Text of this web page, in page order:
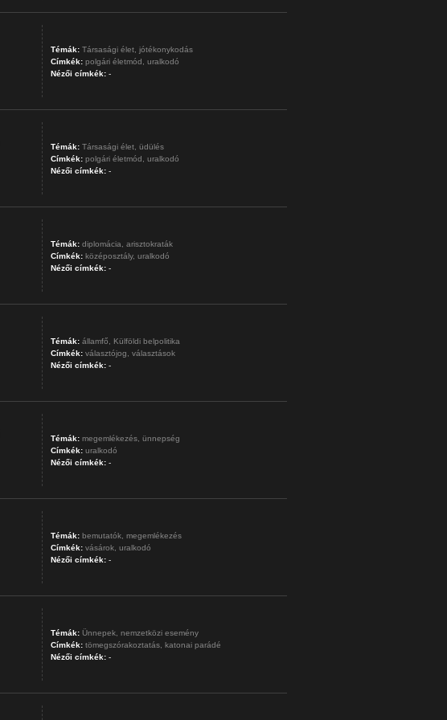
Témák: Társasági élet, jótékonykodás
Címkék: polgári életmód,
uralkodó
Nézői címkék:-
Témák: Társasági élet, üdülés
Címkék: polgári életmód,
uralkodó
Nézői címkék:-
Témák: diplomácia,
arisztokraták
Címkék: középosztály, uralkodó
Nézői címkék:-
Témák: államfő,
Külföldi belpolitika
Címkék: választójog,
választások
Nézői címkék:-
Témák: megemlékezés, ünnepség
Címkék: uralkodó
Nézői címkék:-
Témák: bemutatók, megemlékezés
Címkék: vásárok, uralkodó
Nézői címkék:-
Témák: Ünnepek, nemzetközi esemény
Címkék: tömegszórakoztatás, katonai parádé
Nézői címkék:-